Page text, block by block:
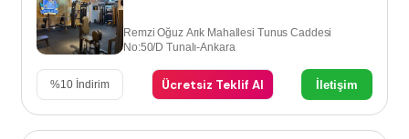
Remzi Oğuz Arık Mahallesi Tunus Caddesi
No:50/D Tunalı-Ankara
%10 İndirim Ücretsiz Teklif Al İletişim